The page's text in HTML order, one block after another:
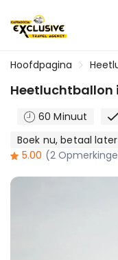
Hoofdpagina
60 Minuut
Boek nu, betaal later
5.00 (2